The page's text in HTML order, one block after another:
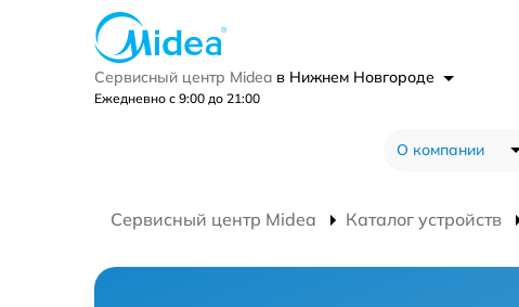
Сервисный центр Midea в Нижнем Новгороде
Ежедневно с 9:00 до 21:00
О компании
Сервисный центр Midea Каталог устройств